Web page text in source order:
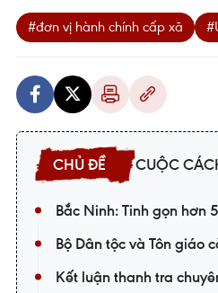
#đơn vị hành chính cấp xã
CUỘC
Bắc Ninh: Tinh gọn hơn
Bộ Dân tộc và Tôn giáo
Kết luận thanh tra